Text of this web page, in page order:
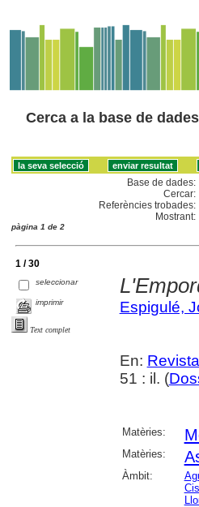
Cerca a la base de dades
Base de dades:
Cercar:
Referències trobades:
Mostrant:
pàgina 1 de 2
1 / 30
seleccionar
imprimir
Text complet
Espigulé,
En:
51 : il. (
Matèries:
Matèries:
Àmbit: